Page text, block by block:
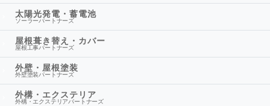
太陽光発電・蓄電池
ソーラーパートナーズ
屋根葺き替え・カバー
屋根工事パートナーズ
外壁・屋根塗装
外壁塗装パートナーズ
外構・エクステリア
外構・エクステリアパートナーズ